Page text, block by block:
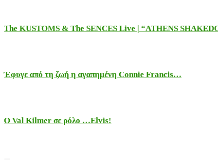
The KUSTOMS & The SENCES Live | “ATHENS
Έφυγε από τη ζωή η αγαπημένη Connie Francis…
Ο Val Kilmer σε ρόλο …Elvis!